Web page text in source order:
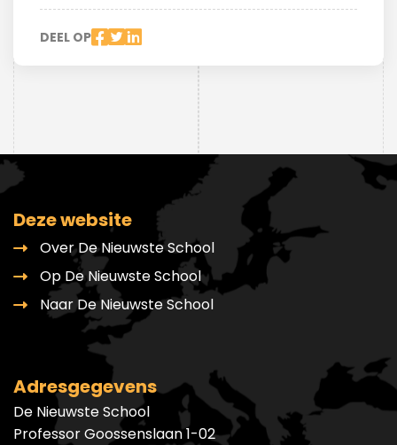
DEEL OP
Deze website
Over De Nieuwste School
Op De Nieuwste School
Naar De Nieuwste School
Adresgegevens
De Nieuwste School
Professor Goossenslaan 1-02